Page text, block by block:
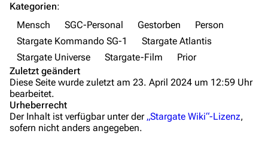
FAQ
Wiki-Diskussion
Anfragen
Administrations-Übersicht
Löschantrag
Vandalismus melden
Kategorien:
Mensch
SGC-Personal Gestorben
Person
Stargate Kommando SG-1
Stargate Atlantis
Stargate Universe
Stargate-Film
Prior
Zuletzt geändert
Diese Seite wurde zuletzt am 23. April 2024 um 12:59 Uhr
bearbeitet.
Urheberrecht
Der Inhalt ist verfügbar unter der „Stargate Wiki“-Lizenz,
sofern nicht anders angegeben.